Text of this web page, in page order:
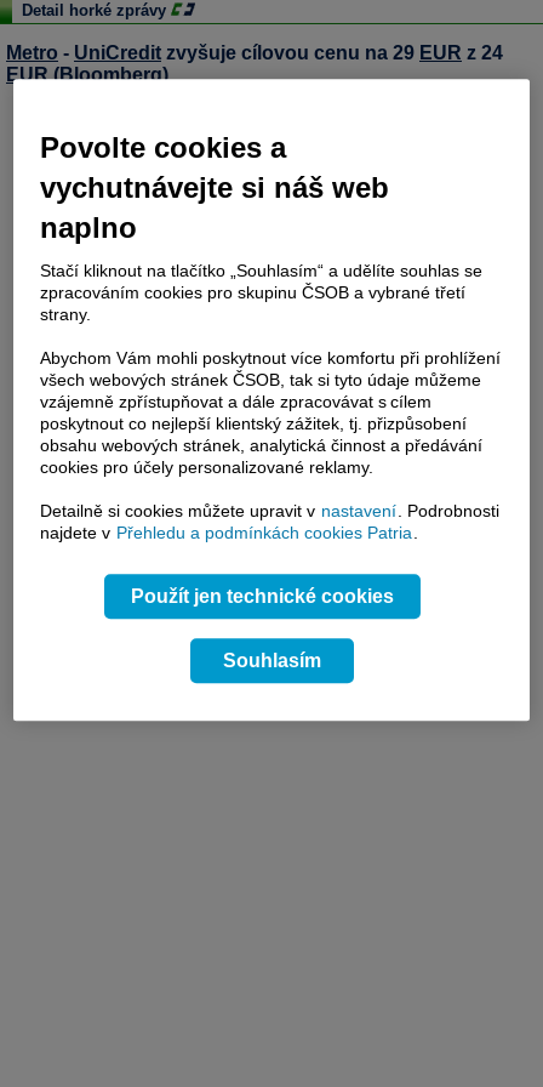
Detail horké zprávy
Metro - UniCredit zvyšuje cílovou cenu na 29 EUR z 24
EUR(Bloomberg)
Povolte cookies a
vychutnávejte si náš web
naplno
Stačí kliknout na tlačítko „Souhlasím“ a udělíte souhlas se
zpracováním cookies pro skupinu ČSOB a vybrané třetí
strany.
Abychom Vám mohli poskytnout více komfortu při prohlížení
všech webových stránek ČSOB, tak si tyto údaje můžeme
vzájemně zpřístupňovat a dále zpracovávat s cílem
poskytnout co nejlepší klientský zážitek, tj. přizpůsobení
obsahu webových stránek, analytická činnost a předávání
cookies pro účely personalizované reklamy.
Detailně si cookies můžete upravit v nastavení. Podrobnosti
najdete v Přehledu a podmínkách cookies Patria.
Použít jen technické cookies
Souhlasím